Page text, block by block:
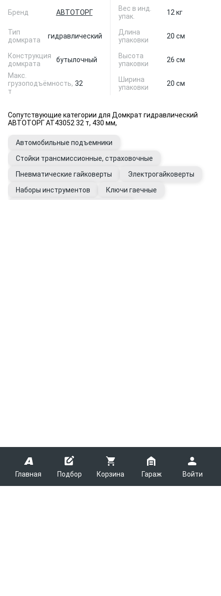
Главная Подбор Корзина Гараж Войти
Бренд АВТОТОРГ
Тип
домкрата
гидравлический
Конструкция
домкрата
бутылочный
Макс.
грузоподъёмность,
т
32
Вес в инд.
упак.
12 кг
Длина
упаковки
20 см
Высота
упаковки
26 см
Ширина
упаковки
20 см
Сопутствующие категории для Домкрат гидравлический
АВТОТОРГ AT43052 32 т, 430 мм,
Автомобильные подъемники
Стойки трансмиссионные, страховочные
Пневматические гайковерты
Электрогайковерты
Наборы инструментов
Ключи гаечные